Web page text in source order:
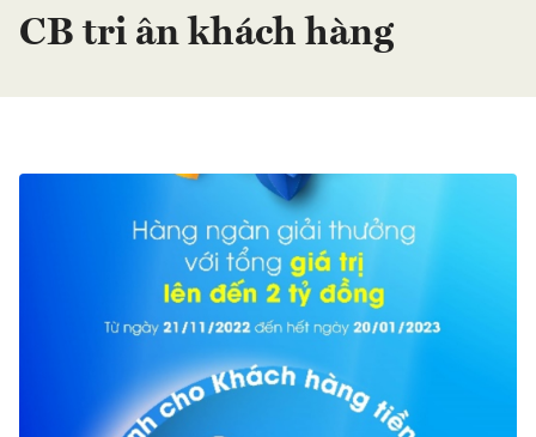
CB tri ân khách hàng